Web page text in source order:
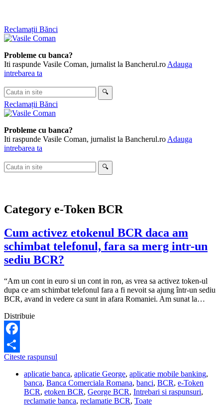
Skip
to
Reclamații Bănci
Probleme cu banca?
Iti raspunde Vasile Coman, jurnalist la Bancherul.ro Adauga
intrebarea ta
Cauta
in
site
🔍
Reclamații Bănci
Probleme cu banca?
Iti raspunde Vasile Coman, jurnalist la Bancherul.ro Adauga
intrebarea ta
Cauta
in
🔍
Category e-Token BCR
Cum activez etokenul BCR daca am
schimbat telefonul, fara sa merg intr-un
sediu BCR?
“Am un cont in euro si un cont in ron, as vrea sa activez token-ul
dupa ce am schimbat telefonul fara a fi nevoit sa ajung într-un sediu
BCR, avand in vedere ca sunt in afara Romaniei. Am sunat la…
Distribuie
Facebook
Share
Citeste raspunsul
etokenul
BCR
daca
am
aplicatie banca, aplicatie George, aplicatie mobile banking,
banca, Banca Comerciala Romana, banci, BCR, e-Token
BCR, etoken BCR, George BCR, Intrebari si raspunsuri,
reclamatie banca, reclamatie BCR, Toate